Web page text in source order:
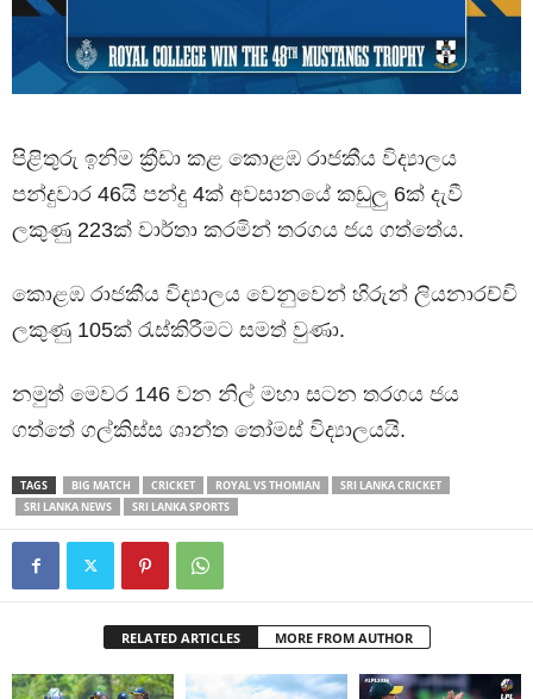
පිළිතුරු ඉනිම ක්‍රීඩා කළ කොළඹ රාජකීය විද්‍යාලය
පන්දුවාර 46යි පන්දු 4ක් අවසානයේ කඩුලු 6ක් දැවී
ලකුණු 223ක් වාර්තා කරමින් තරගය ජය ගත්තේය.
කොළඹ රාජකීය විද්‍යාලය වෙනුවෙන් හිරුන් ලියනාරච්චි
ලකුණු 105ක් රැස්කිරීමට සමත් වුණා.
නමුත් මෙවර 146 වන නිල් මහා සටන තරගය ජය
ගත්තේ ගල්කිස්ස ශාන්ත තෝමස් විද්‍යාලයයි.
TAGS BIG MATCH CRICKET ROYAL VS THOMIAN
SRI LANKA CRICKET
SRI LANKA NEWS
SRI LANKA SPORTS
RELATED ARTICLES MORE FROM AUTHOR